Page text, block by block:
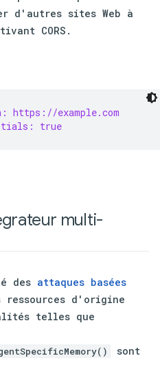
d'autres sites Web à
CORS.
https://example.com
true
multi-
des attaques basées
ressources d'origine
telles que
sont